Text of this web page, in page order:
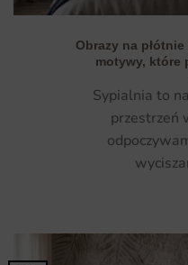
Obrazy na
motywy, które
Sypialnia to
przestrzeń